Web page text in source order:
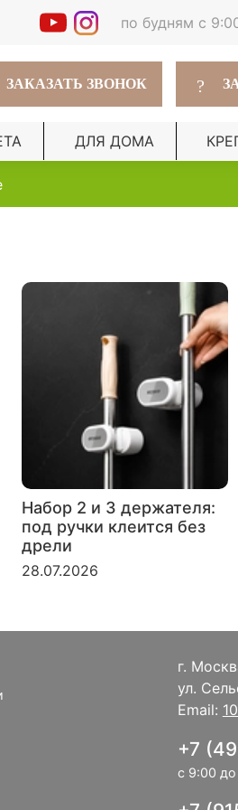
по будням с
ЗАКАЗАТЬ ЗВОНОК ?
ДЛЯ ДОМА
Набор 2 и 3 держателя:
под ручки клеится без
дрели
28.07.2026
г.
ул.
Email:
+7
с 9:00